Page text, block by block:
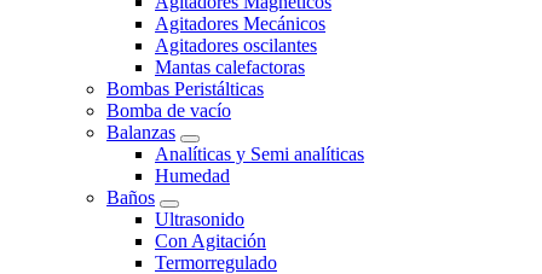
Agitadores Mecánicos
Agitadores oscilantes
Mantas calefactoras
Bombas Peristálticas
Bomba de vacío
Balanzas
Analíticas y Semi analíticas
Humedad
Baños
Ultrasonido
Con Agitación
Termorregulado